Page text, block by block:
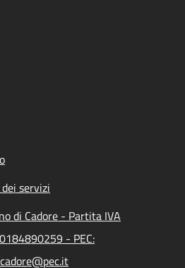
servizi
di Cadore - Partita IVA
- PEC: